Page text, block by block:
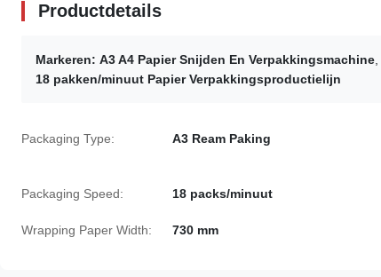
Productdetails
Markeren: A3 A4 Papier Snijden En Verpakkingsmachine
18 pakken/minuut Papier Verpakkingsproductielijn
Packaging Type: A3 Ream Paking
Packaging Speed: 18 packs/minuut
Wrapping Paper Width: 730 mm